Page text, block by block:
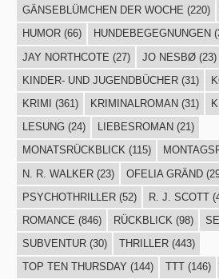
GÄNSEBLÜMCHEN DER WOCHE (220)
HUMOR(66) HUNDEBEGEGNUNGEN
JAY NORTHCOTE (27) JO NESBØ(23)
KINDER- UND JUGENDBÜCHER(31)
KRIMI
(361) KRIMINALROMAN (31)
LESUNG(24) LIEBESROMAN (21)
MONATSRÜCKBLICK(115)
N. R. WALKER(23) OFELIA GRÄND
PSYCHOTHRILLER(52) R. J. SCOTT
ROMANCE (846) RÜCKBLICK (98)
SUBVENTUR(30) THRILLER(443)
TOP TEN THURSDAY (144) TTT(146)